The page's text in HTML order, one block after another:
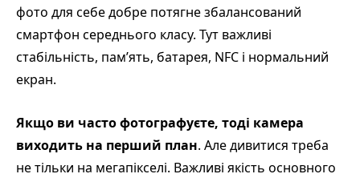
фото для себе добре потягне збалансований
смартфон середнього класу. Тут важливі
стабільність, пам’ять, батарея, NFC і нормальний
екран.
Якщо ви часто фотографуєте, тоді камера
виходить на перший план. Але дивитися треба
не тільки на мегапікселі. Важливі якість основного